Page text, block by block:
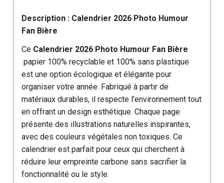
Description : Calendrier 2026 Photo Humour
Fan Bière
Ce Calendrier 2026 Photo Humour Fan Bière
papier 100% recyclable et 100% sans plastique
est une option écologique et élégante pour
organiser votre année. Fabriqué à partir de
matériaux durables, il respecte l'environnement tout
en offrant un design esthétique. Chaque page
présente des illustrations naturelles inspirantes,
avec des couleurs végétales non toxiques. Ce
calendrier est parfait pour ceux qui cherchent à
réduire leur empreinte carbone sans sacrifier la
fonctionnalité ou le style.